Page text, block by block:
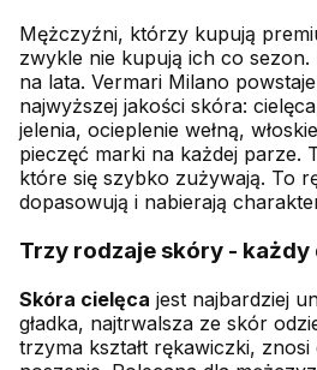
Mężczyźni, którzy kupują
zwykle nie kupują ich co
na lata. Vermari Milano
najwyższej jakości skóra:
jelenia, ocieplenie wełną,
pieczęć marki na każdej parze.
które się szybko zużywają. To
dopasowują i nabierają
Trzy rodzaje skóry - każdy
Skóra cielęca jest najbardziej
gładka, najtrwalsza ze skór
trzyma kształt rękawiczki,